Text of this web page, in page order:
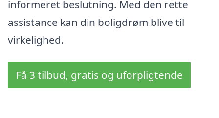
informeret beslutning. Med den rette
assistance kan din boligdrøm blive til
virkelighed.
Få 3 tilbud, gratis og uforpligtende